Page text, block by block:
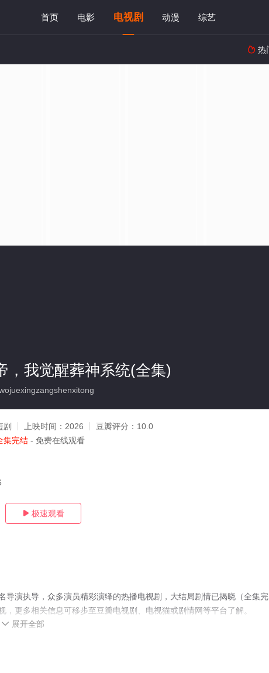
首页 电影 电视剧 动漫 综艺
 热
，我觉醒葬神系统(全集)
剧 上映时间： 2026 豆瓣评分： 10.0
集完结 - 免费在线观看
 极速观看
演执导，众多演员精彩演绎的热播电视剧，大结局剧情已揭晓（全集完
更多相关信息可移步至豆瓣电视剧、电视猫或剧情网等平台了解。
 展开全部